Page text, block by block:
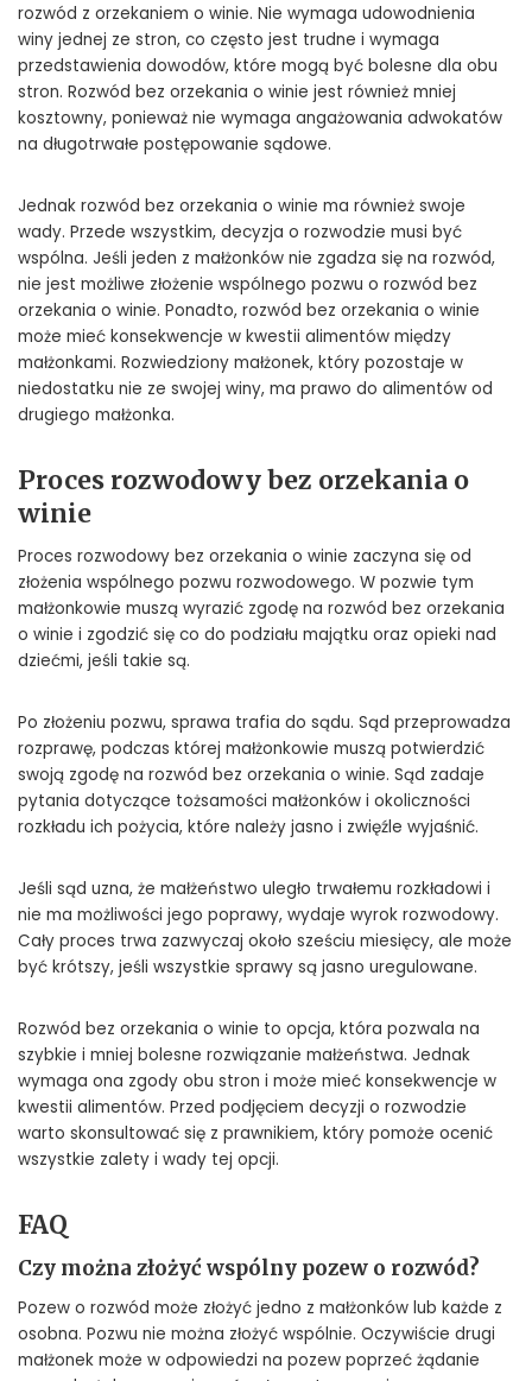
rozwód z orzekaniem o winie. Nie wymaga udowodnienia
winy jednej ze stron, co często jest trudne i wymaga
przedstawienia dowodów, które mogą być bolesne dla obu
stron. Rozwód bez orzekania o winie jest również mniej
kosztowny, ponieważ nie wymaga angażowania adwokatów
na długotrwałe postępowanie sądowe.
Jednak rozwód bez orzekania o winie ma również swoje
wady. Przede wszystkim, decyzja o rozwodzie musi być
wspólna. Jeśli jeden z małżonków nie zgadza się na rozwód,
nie jest możliwe złożenie wspólnego pozwu o rozwód bez
orzekania o winie. Ponadto, rozwód bez orzekania o winie
może mieć konsekwencje w kwestii alimentów między
małżonkami. Rozwiedziony małżonek, który pozostaje w
niedostatku nie ze swojej winy, ma prawo do alimentów od
drugiego małżonka.
Proces rozwodowy bez orzekania o
winie
Proces rozwodowy bez orzekania o winie zaczyna się od
złożenia wspólnego pozwu rozwodowego. W pozwie tym
małżonkowie muszą wyrazić zgodę na rozwód bez orzekania
o winie i zgodzić się co do podziału majątku oraz opieki nad
dziećmi, jeśli takie są.
Po złożeniu pozwu, sprawa trafia do sądu. Sąd przeprowadza
rozprawę, podczas której małżonkowie muszą potwierdzić
swoją zgodę na rozwód bez orzekania o winie. Sąd zadaje
pytania dotyczące tożsamości małżonków i okoliczności
rozkładu ich pożycia, które należy jasno i zwięźle wyjaśnić.
Jeśli sąd uzna, że małżeństwo uległo trwałemu rozkładowi i
nie ma możliwości jego poprawy, wydaje wyrok rozwodowy.
Cały proces trwa zazwyczaj około sześciu miesięcy, ale może
być krótszy, jeśli wszystkie sprawy są jasno uregulowane.
Rozwód bez orzekania o winie to opcja, która pozwala na
szybkie i mniej bolesne rozwiązanie małżeństwa. Jednak
wymaga ona zgody obu stron i może mieć konsekwencje w
kwestii alimentów. Przed podjęciem decyzji o rozwodzie
warto skonsultować się z prawnikiem, który pomoże ocenić
wszystkie zalety i wady tej opcji.
FAQ
Czy można złożyć wspólny pozew o rozwód?
Pozew o rozwód może złożyć jedno z małżonków lub każde z
osobna. Pozwu nie można złożyć wspólnie. Oczywiście drugi
małżonek może w odpowiedzi na pozew poprzeć żądanie